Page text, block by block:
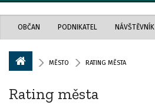
OBČAN PODNIKATEL NÁVŠTĚVNÍK
MĚSTO RATING MĚSTA
Rating města